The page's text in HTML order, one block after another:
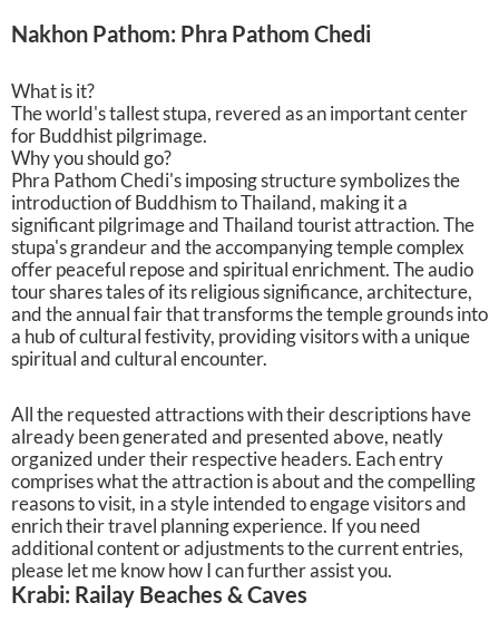
Nakhon Pathom: Phra Pathom Chedi
What is it?
The world's tallest stupa, revered as an important center
for Buddhist pilgrimage.
Why you should go?
Phra Pathom Chedi's imposing structure symbolizes the
introduction of Buddhism to Thailand, making it a
significant pilgrimage and Thailand tourist attraction. The
stupa's grandeur and the accompanying temple complex
offer peaceful repose and spiritual enrichment. The audio
tour shares tales of its religious significance, architecture,
and the annual fair that transforms the temple grounds into
a hub of cultural festivity, providing visitors with a unique
spiritual and cultural encounter.
All the requested attractions with their descriptions have
already been generated and presented above, neatly
organized under their respective headers. Each entry
comprises what the attraction is about and the compelling
reasons to visit, in a style intended to engage visitors and
enrich their travel planning experience. If you need
additional content or adjustments to the current entries,
please let me know how I can further assist you.
Krabi: Railay Beaches & Caves